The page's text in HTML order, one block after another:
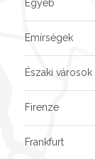
Egyéb
Emírségek
Északi városok
Firenze
Frankfurt